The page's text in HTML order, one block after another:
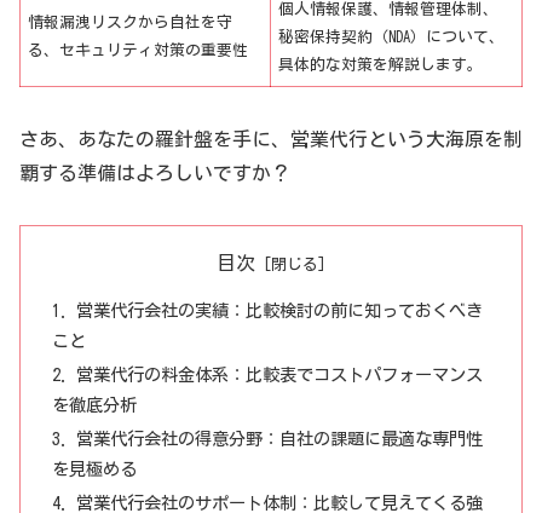
情報漏洩リスクから自社を守
る、セキュリティ対策の重要性
個人情報保護、情報管理体制、
秘密保持契約（NDA）について、
具体的な対策を解説します。
さあ、あなたの羅針盤を手に、営業代行という大海原を制
覇する準備はよろしいですか？
目次
営業代行会社の実績：比較検討の前に知っておくべき
こと
営業代行の料金体系：比較表でコストパフォーマンス
を徹底分析
営業代行会社の得意分野：自社の課題に最適な専門性
を見極める
営業代行会社のサポート体制：比較して見えてくる強